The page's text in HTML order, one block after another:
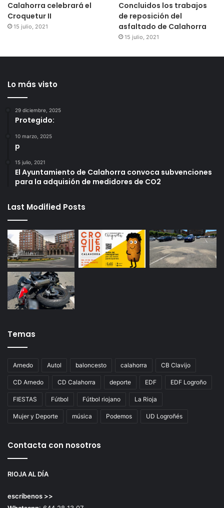
Calahorra celebrará el
Croquetur II
15 julio, 2021
Concluidos los trabajos
de reposición del
asfaltado de Calahorra
15 julio, 2021
Lo más visto
29 diciembre, 2025
Protegido:
10 marzo, 2025
p
15 julio, 2021
El Ayuntamiento de Calahorra convoca subvenciones
para la adquisión de medidores de CO2
Last Modified Posts
Temas
Arnedo Autol baloncesto calahorra CB Clavijo
CD Arnedo CD Calahorra deporte EDF EDF Logroño
FIESTAS Fútbol Fútbol riojano La Rioja
Mujer y Deporte música Podemos UD Logroñés
Contacta con nosotros
RIOJA AL DÍA
escríbenos >>